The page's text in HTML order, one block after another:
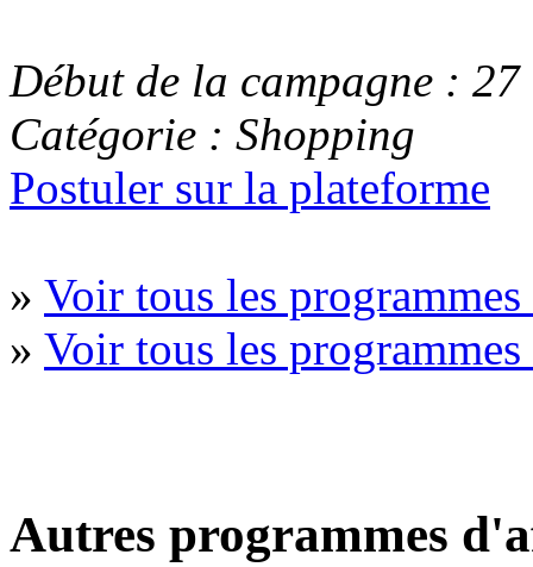
Début de la campagne :
Catégorie : Shopping
Postuler sur la plateforme
» Voir tous les
» Voir tous les
Autres programmes